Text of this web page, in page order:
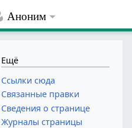
Аноним
Ещё
Ссылки сюда
Связанные правки
Сведения о странице
Журналы страницы